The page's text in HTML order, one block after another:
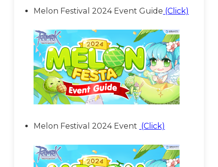
Melon Festival 2024 Event Guide (Click)
Melon Festival 2024 Event (Click)